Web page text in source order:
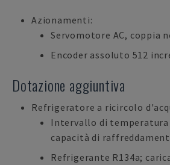
Azionamenti:
Servomotore AC, coppia
Encoder assoluto 512
Dotazione aggiuntiva
Refrigeratore a ricircolo
Intervallo di temperatura
capacità di
Refrigerante R134a;